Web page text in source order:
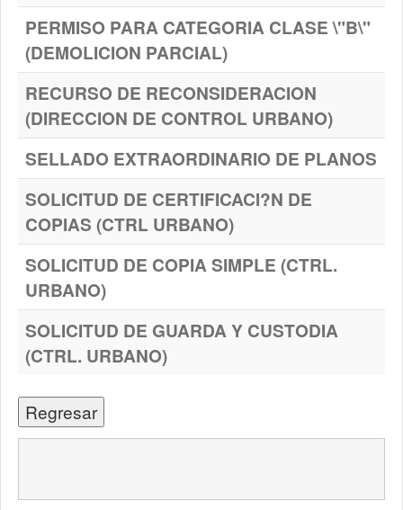
PERMISO PARA CATEGORIA CLASE \"B\"
(DEMOLICION PARCIAL)
RECURSO DE RECONSIDERACION
(DIRECCION DE CONTROL URBANO)
SELLADO EXTRAORDINARIO DE PLANOS
SOLICITUD DE CERTIFICACI?N DE
COPIAS (CTRL URBANO)
SOLICITUD DE COPIA SIMPLE (CTRL.
URBANO)
SOLICITUD DE GUARDA Y CUSTODIA
(CTRL. URBANO)